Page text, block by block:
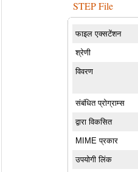
STEP File
फाइल एक्सटेंशन
श्रेणी
विवरण
संबंधित प्रोग्राम्स
द्वारा विकसित
MIME प्रकार
उपयोगी लिंक